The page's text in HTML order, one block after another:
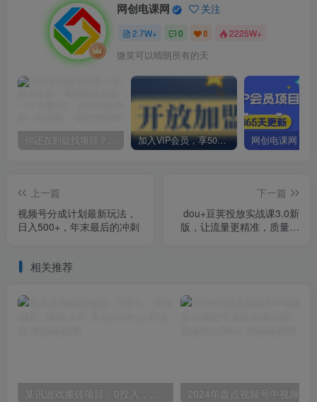
网创电课网 关注
2.7W+ 0 8 2225W+
微笑可以晴朗所有的天
你还在到处找项目？还在当韭菜？我却靠卖项目一个月赚5万，曾经我也和你一样懵懂。 加入VIP会员，享50%的推广提成，免费学习多种网上创业课程，菜鸟秒变大神！
上一篇
视频号分成计划最新玩法，
日入500+，年末最后的冲刺
下一篇
dou+豆荚投放实战课3.0新
版，让流量更精准，质量更
相关推荐
某讯游戏搬砖项目，0投入，可以挂机，轻松上手,月入3000+上不封顶